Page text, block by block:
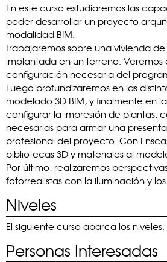
En este curso estudiaremos las
poder desarrollar un proyecto
modalidad BIM.
Trabajaremos sobre una vivienda
implantada en un terreno. Veremos
configuración necesaria del
Luego profundizaremos en las
modelado 3D BIM, y finalmente en
configurar la impresión de plantas,
necesarias para armar una
profesional del proyecto. Con
bibliotecas 3D y materiales al
Por último, realizaremos
fotorrealistas con la iluminación y
Niveles
El siguiente curso abarca los
Personas Interesadas